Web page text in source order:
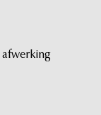
afwerking